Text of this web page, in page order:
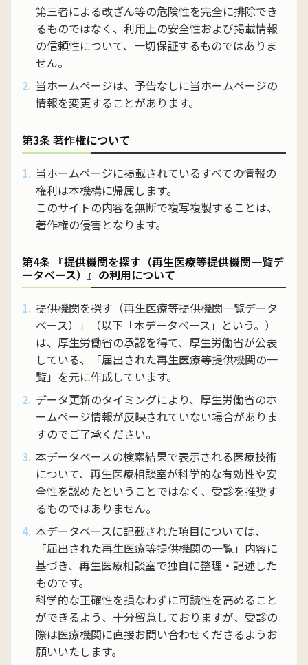
第三者による改ざん等の危険性を完全に排除でき
るものではなく、利用上の安全性および掲載情報
の信頼性について、一切保証するものではありま
せん。
当ホームページは、予告なしに当ホームページの
情報を変更することがあります。
第3条 著作権について
当ホームページに掲載されているすべての情報の
権利は本機構に帰属します。
このサイトの内容を無断で複写複製することは、
著作権の侵害となります。
第4条 『提供機関を探す（再生医療等提供機関一覧デ
ータベース）』の利用について
提供機関を探す（再生医療等提供機関一覧データ
ベース）」（以下「本データベース」という。）
は、厚生労働省の承認を得て、厚生労働省が公表
している、「届出された再生医療等提供機関の一
覧」を元に作成しています。
データ更新のタイミングにより、厚生労働省のホ
ームページ情報が反映されていない場合がありま
すのでご了承ください。
本データベースの検索結果で表示される医療技術
について、再生医療相談室が科学的な有効性や安
全性を認めたということではなく、受診を推奨す
るものではありません。
本データベースに記載された項目については、
「届出された再生医療等提供機関の一覧」内容に
基づき、再生医療相談室で独自に整理・記述した
ものです。
科学的な正確性を損なわずに可読性を高めること
ができるよう、十分留意しておりますが、受診の
際は医療機関に直接お問い合わせくださるようお
願いいたします。